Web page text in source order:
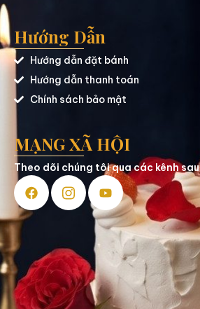
Hướng Dẫn
Hướng dẫn đặt bánh
Hướng dẫn thanh toán
Chính sách bảo mật
MẠNG XÃ HỘI
Theo dõi chúng tôi qua các kênh sau